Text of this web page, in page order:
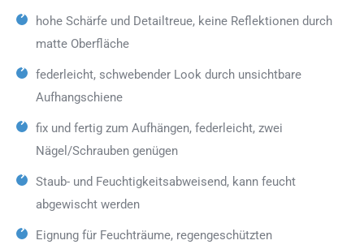
hohe Schärfe und Detailtreue, keine Reflektionen durch
matte Oberfläche
federleicht, schwebender Look durch unsichtbare
Aufhangschiene
fix und fertig zum Aufhängen, federleicht, zwei
Nägel/Schrauben genügen
Staub- und Feuchtigkeitsabweisend, kann feucht
abgewischt werden
Eignung für Feuchträume, regengeschützten